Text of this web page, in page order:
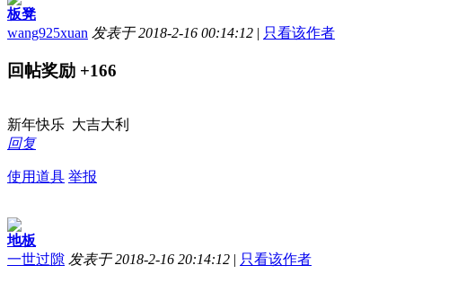
板凳
wang925xuan 发表于 2018-2-16 00:14:12 | 只看该作者
回帖奖励 +166
新年快乐 大吉大利
回复
使用道具 举报
地板
一世过隙 发表于 2018-2-16 20:14:12 | 只看该作者